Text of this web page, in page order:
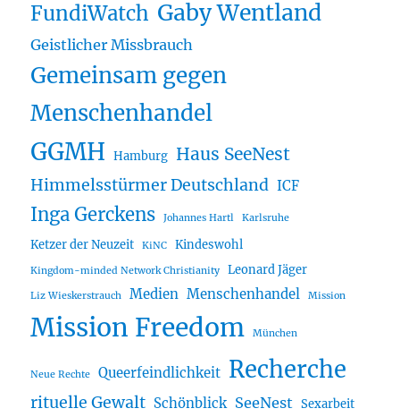
FundiWatch Gaby Wentland
Geistlicher Missbrauch
Gemeinsam gegen
Menschenhandel
GGMH Hamburg Haus SeeNest
Himmelsstürmer Deutschland ICF
Inga Gerckens Johannes Hartl Karlsruhe
Ketzer der Neuzeit KiNC Kindeswohl
Kingdom-minded Network Christianity Leonard Jäger
Liz Wieskerstrauch Medien Menschenhandel Mission
Mission Freedom München
Neue Rechte Queerfeindlichkeit Recherche
rituelle Gewalt Schönblick SeeNest Sexarbeit